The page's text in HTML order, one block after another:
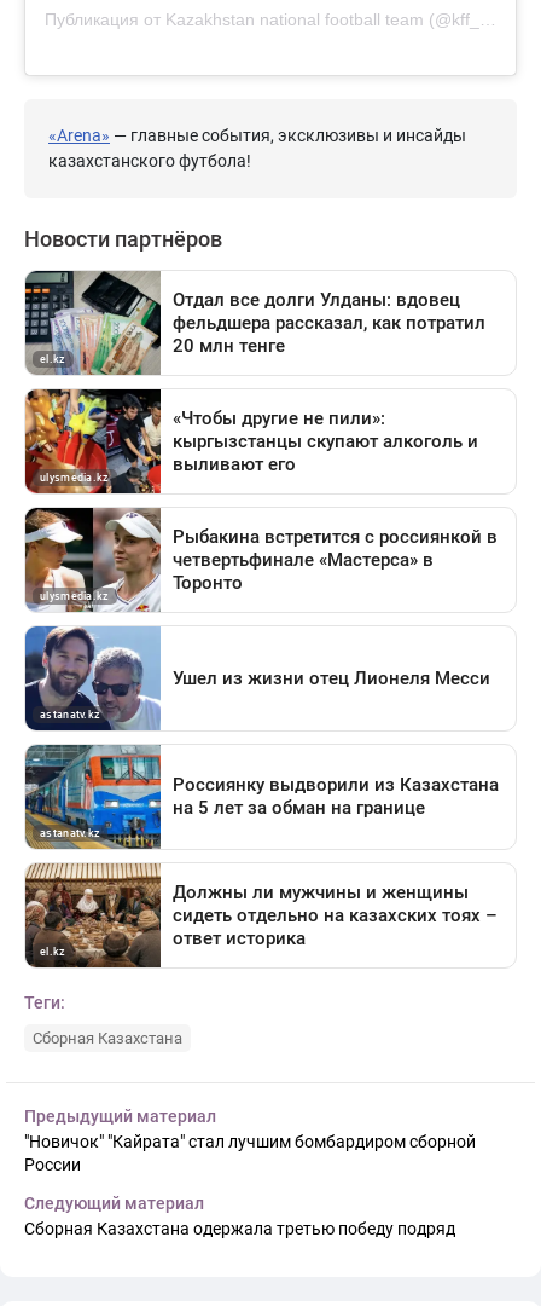
«Arena» — главные события, эксклюзивы и инсайды
казахстанского футбола!
Теги:
Сборная Казахстана
Предыдущий материал
"Новичок" "Кайрата" стал лучшим бомбардиром сборной
России
Следующий материал
Сборная Казахстана одержала третью победу подряд